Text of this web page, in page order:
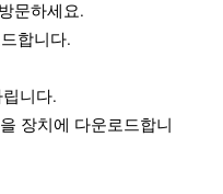
문하세요.
합니다.
니다.
장치에 다운로드합니